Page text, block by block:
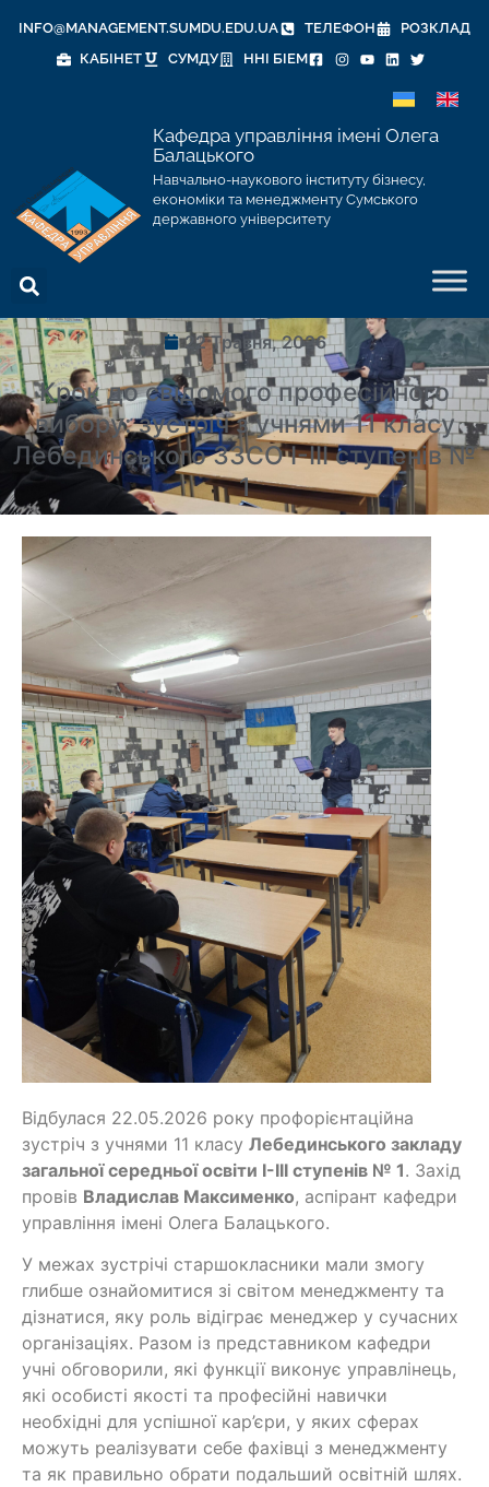
INFO@MANAGEMENT.SUMDU.EDU.UA ТЕЛЕФОН
РОЗКЛАД
КАБІНЕТ
СУМДУ ННІ БІЕМ
Кафедра управління імені Олега
Балацького
Навчально-наукового інституту бізнесу,
економіки та менеджменту Сумського
державного університету
22 Травня, 2026
Крок до свідомого професійного
вибору: зустріч з учнями 11 класу
Лебединського ЗЗСО І-ІІІ ступенів №
1
Відбулася 22.05.2026 року профорієнтаційна
зустріч з учнями 11 класу Лебединського закладу
загальної середньої освіти І-ІІІ ступенів № 1. Захід
провів Владислав Максименко, аспірант кафедри
управління імені Олега Балацького.
У межах зустрічі старшокласники мали змогу
глибше ознайомитися зі світом менеджменту та
дізнатися, яку роль відіграє менеджер у сучасних
організаціях. Разом із представником кафедри
учні обговорили, які функції виконує управлінець,
які особисті якості та професійні навички
необхідні для успішної кар’єри, у яких сферах
можуть реалізувати себе фахівці з менеджменту
та як правильно обрати подальший освітній шлях.